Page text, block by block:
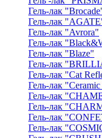
Гель-лак
Гель-лак
Гель-лак "Avrora"
Гель-лак
Гель-лак "Blaze"
Гель-лак
Гель-лак "Cat
Гель-лак
Гель-лак
Гель-лак
Гель-лак
Гель-лак